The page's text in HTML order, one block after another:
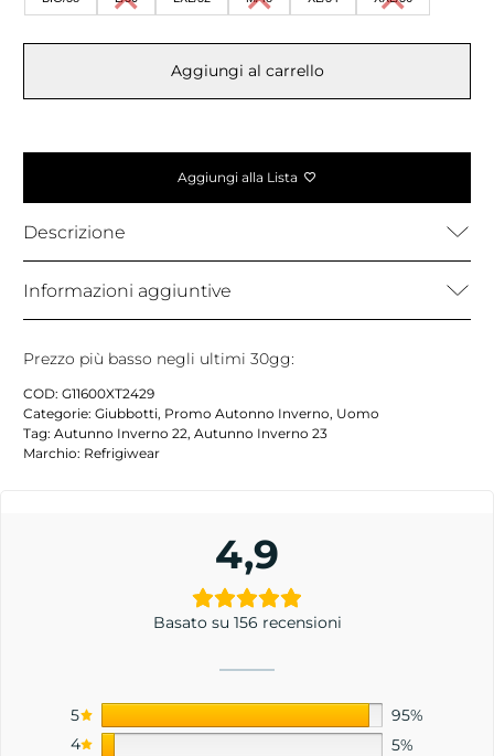
Aggiungi al carrello
Aggiungi alla Lista
Descrizione
Informazioni aggiuntive
Prezzo più basso negli ultimi 30gg:
COD: G11600XT2429
Categorie: Giubbotti, Promo Autonno Inverno, Uomo
Tag: Autunno Inverno 22, Autunno Inverno 23
Marchio: Refrigiwear
4,9
Basato su 156 recensioni
5
95%
4
5%